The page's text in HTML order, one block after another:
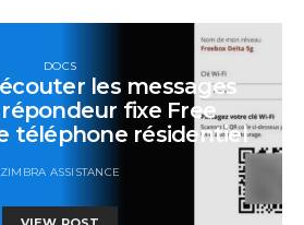
DOCS
les messages
fixe Free
téléphone résidentiel
ZIMBRA ASSISTANCE